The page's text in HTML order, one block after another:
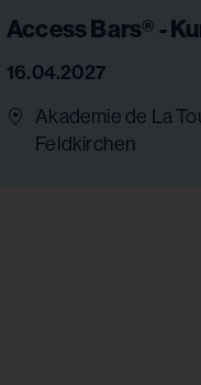
Access Bars® -
16.04.2027
Akademie de La
Feldkirchen